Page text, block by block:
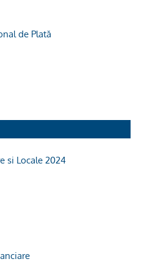
de Plată
si Locale 2024